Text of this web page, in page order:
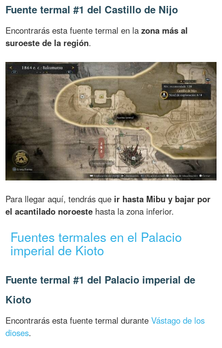
Fuente termal #1 del Castillo de Nijo
Encontrarás esta fuente termal en lazona más al
suroeste de la región.
Para llegar aquí, tendrás que ir hasta Mibu y bajar por
el acantilado noroeste hasta la zona inferior.
Fuentes termales en el Palacio
imperial de Kioto
Fuente termal #1 del Palacio imperial de
Kioto
Encontrarás esta fuente termal duranteVástago de los
dioses.